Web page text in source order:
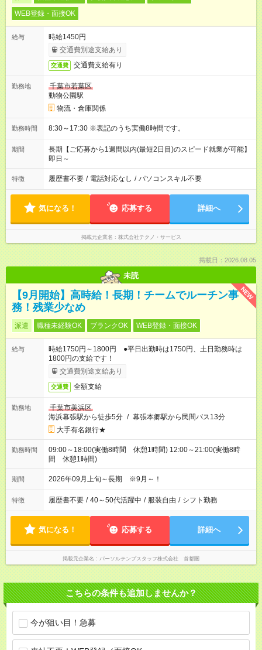
WEB登録・面接OK
給与
時給1450円
交通費別途支給あり
交通費 交通費支給有り
勤務地
千葉市若葉区
動物公園駅
物流・倉庫関係
勤務時間 8:30～17:30 ※表記のうち実働8時間です。
期間
長期【ご応募から1週間以内(最短2日目)のスピード就業が可能】
即日～
特徴 履歴書不要 / 電話対応なし / パソコンスキル不要
気になる！ 応募する 詳細へ
掲載元企業名 株式会社テクノ・サービス
掲載日：2026.08.05
未読
NEW
【9月開始】高時給！長期！チームでルーチン事
務！残業少なめ
派遣 職種未経験OK ブランクOK WEB登録・面接OK
給与
時給1750円～1800円 ●平日出勤時は1750円、土日勤務時は
1800円の支給です！
交通費別途支給あり
交通費 全額支給
勤務地
千葉市美浜区
海浜幕張駅から徒歩5分 / 幕張本郷駅から民間バス13分
大手有名銀行★
勤務時間
09:00～18:00(実働8時間 休憩1時間) 12:00～21:00(実働8時
間 休憩1時間)
期間 2026年09月上旬～長期 ※9月～！
特徴 履歴書不要 / 40～50代活躍中 / 服装自由 / シフト勤務
気になる！ 応募する 詳細へ
掲載元企業名 パーソルテンプスタッフ株式会社 首都圏
こちらの条件も追加しませんか？
今が狙い目！急募